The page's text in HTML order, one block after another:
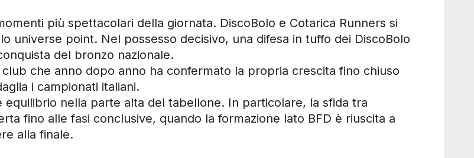
più spettacolari della giornata. DiscoBolo e Cotarica Runners si
universe point. Nel possesso decisivo, una difesa in tuffo dei DiscoBolo
del bronzo nazionale.
che anno dopo anno ha confermato la propria crescita fino chiuso
i campionati italiani.
nella parte alta del tabellone. In particolare, la sfida tra
fino alle fasi conclusive, quando la formazione lato BFD è riuscita a
alla finale.